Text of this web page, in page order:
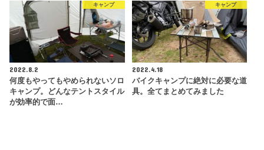
キャンプ
2022.8.2
何度もやってもやめられないソロ
キャンプ。どんなテントスタイル
が効率的で面…
キャンプ
2022.4.18
バイクキャンプに絶対に必要な道
具。全てまとめてみました